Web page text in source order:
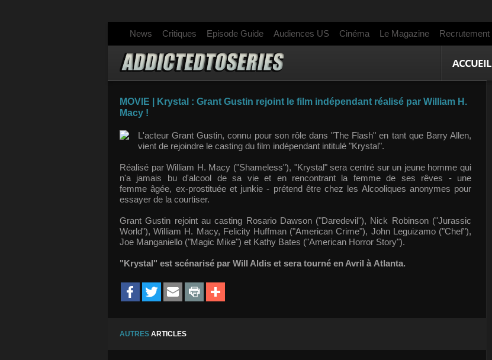
News Critiques Episode Guide Audiences US Cinéma Le Magazine Recrutement
ACCUEIL
MOVIE | Krystal : Grant Gustin rejoint le film indépendant réalisé par William H.
Macy !
L'acteur Grant Gustin, connu pour son rôle dans "The Flash" en tant que Barry Allen,
vient de rejoindre le casting du film indépendant intitulé "Krystal".
Réalisé parWilliam H. Macy ("Shameless"), "Krystal" sera centré sur un jeune homme qui
n'a jamais bu d'alcool de sa vie et en rencontrant la femme de ses rêves - une
femmeâgée, ex-prostituéeet junkie - prétend être chez les Alcooliques anonymes pour
essayer de la courtiser.
Grant Gustin rejoint au casting Rosario Dawson ("Daredevil"), Nick Robinson ("Jurassic
World"),William H. Macy, Felicity Huffman ("American Crime"), John Leguizamo ("Chef"),
Joe Manganiello ("Magic Mike") et Kathy Bates ("American Horror Story").
"Krystal" est scénarisé par Will Aldis et sera tourné en Avril à Atlanta.
AUTRES ARTICLES